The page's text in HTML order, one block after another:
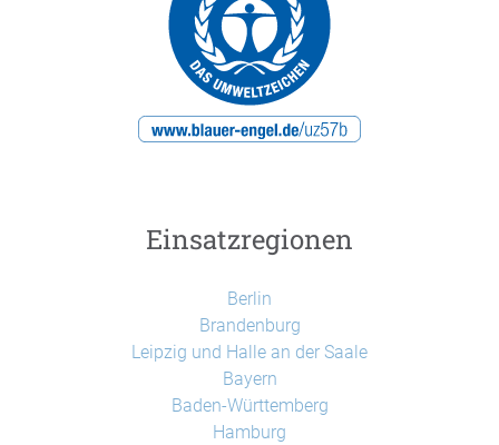
Einsatzregionen
Berlin
Brandenburg
Leipzig und Halle an der Saale
Bayern
Baden-Württemberg
Hamburg